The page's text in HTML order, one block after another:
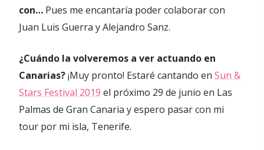
con… Pues me encantaría poder colaborar con
Juan Luis Guerra y Alejandro Sanz.
¿Cuándo la volveremos a ver actuando en
Canarias?¡Muy pronto! Estaré cantando en Sun &
Stars Festival 2019 el próximo 29 de junio en Las
Palmas de Gran Canaria y espero pasar con mi
tour por mi isla, Tenerife.